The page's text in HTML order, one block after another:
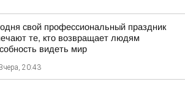
свой профессиональный праздник
те, кто возвращает людям
видеть мир
Вчера, 20:43